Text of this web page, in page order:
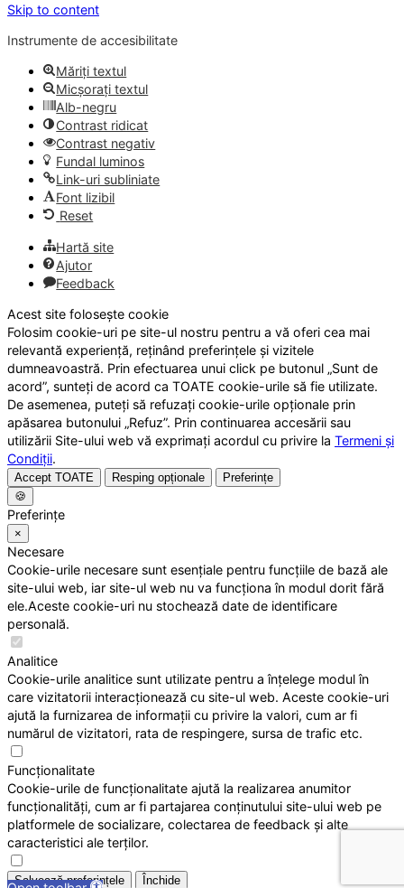
Skip to content
Instrumente de accesibilitate
Măriți textul
Micșorați textul
Alb-negru
Contrast ridicat
Contrast negativ
Fundal luminos
Link-uri subliniate
Font lizibil
Reset
Hartă site
Ajutor
Feedback
Acest site folosește cookie
Folosim cookie-uri pe site-ul nostru pentru a vă oferi cea mai
relevantă experiență, reținând preferințele și vizitele
dumneavoastră. Prin efectuarea unui click pe butonul „Sunt de
acord”, sunteți de acord ca TOATE cookie-urile să fie utilizate.
De asemenea, puteți să refuzați cookie-urile opționale prin
apăsarea butonului „Refuz”. Prin continuarea accesării sau
utilizării Site-ului web vă exprimați acordul cu privire la Termeni și
Condiții.
Accept TOATE Resping opționale
Preferințe
🍪
Preferințe
×
Necesare
Cookie-urile necesare sunt esențiale pentru funcțiile de bază ale
site-ului web, iar site-ul web nu va funcționa în modul dorit fără
ele.Aceste cookie-uri nu stochează date de identificare
personală.
Analitice
Cookie-urile analitice sunt utilizate pentru a înțelege modul în
care vizitatorii interacționează cu site-ul web. Aceste cookie-uri
ajută la furnizarea de informații cu privire la valori, cum ar fi
numărul de vizitatori, rata de respingere, sursa de trafic etc.
Funcționalitate
Cookie-urile de funcționalitate ajută la realizarea anumitor
funcționalități, cum ar fi partajarea conținutului site-ului web pe
platformele de socializare, colectarea de feedback și alte
caracteristici ale terților.
Salvează preferințele Închide